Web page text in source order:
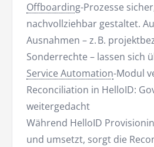
Offboarding-Prozesse
nachvollziehbar gestaltet.
Ausnahmen – z. B.
Sonderrechte – lassen sich
Service Automation-Modul
Reconciliation in HelloID:
weitergedacht
Während HelloID
und umsetzt, sorgt die